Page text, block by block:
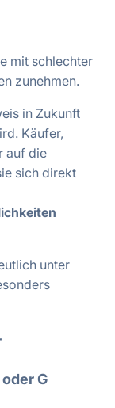
mit schlechter
zunehmen.
in Zukunft
Käufer,
auf die
sich direkt
unter
G